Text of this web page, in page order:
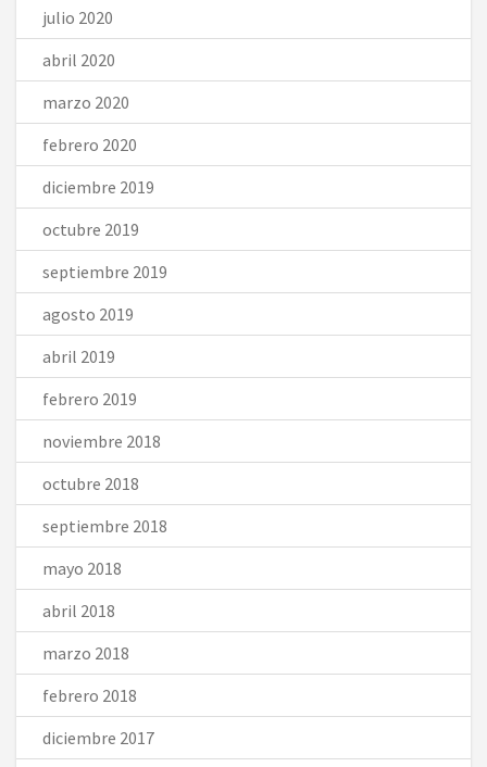
julio 2020
abril 2020
marzo 2020
febrero 2020
diciembre 2019
octubre 2019
septiembre 2019
agosto 2019
abril 2019
febrero 2019
noviembre 2018
octubre 2018
septiembre 2018
mayo 2018
abril 2018
marzo 2018
febrero 2018
diciembre 2017